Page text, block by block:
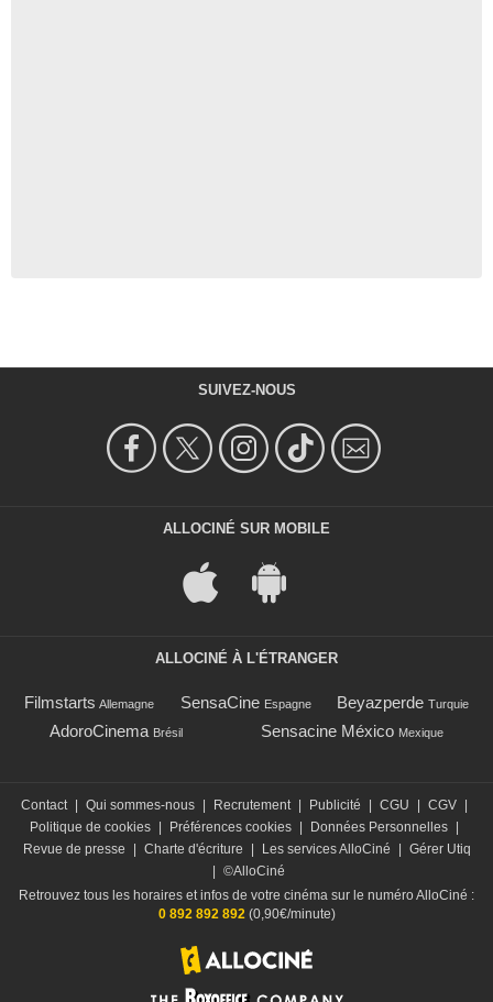
SUIVEZ-NOUS
ALLOCINÉ SUR MOBILE
ALLOCINÉ À L'ÉTRANGER
Filmstarts Allemagne SensaCine Espagne Beyazperde Turquie
AdoroCinema Brésil Sensacine México Mexique
Contact | Qui sommes-nous | Recrutement | Publicité | CGU | CGV |
Politique de cookies | Préférences cookies | Données Personnelles |
Revue de presse
| Charte d'écriture | Les services AlloCiné | Gérer Utiq
| ©AlloCiné
Retrouvez tous les horaires et infos de votre cinéma sur le numéro AlloCiné :
0 892 892 892 (0,90€/minute)